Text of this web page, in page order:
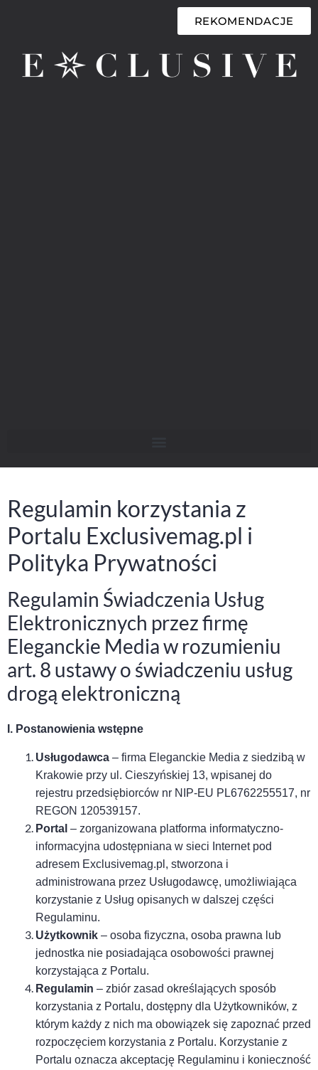
REKOMENDACJE
Regulamin korzystania z
Portalu Exclusivemag.pl i
Polityka Prywatności
Regulamin Świadczenia Usług
Elektronicznych przez firmę
Eleganckie Media w rozumieniu
art. 8 ustawy o świadczeniu usług
drogą elektroniczną
I. Postanowienia wstępne
Usługodawca – firma Eleganckie Media z siedzibą w
Krakowie przy ul. Cieszyńskiej 13, wpisanej do
rejestru przedsiębiorców nr NIP-EU PL6762255517, nr
REGON 120539157.
Portal – zorganizowana platforma informatyczno-
informacyjna udostępniana w sieci Internet pod
adresem Exclusivemag.pl , stworzona i
administrowana przez Usługodawcę, umożliwiająca
korzystanie z Usług opisanych w dalszej części
Regulaminu.
Użytkownik – osoba fizyczna, osoba prawna lub
jednostka nie posiadająca osobowości prawnej
korzystająca z Portalu.
Regulamin – zbiór zasad określających sposób
korzystania z Portalu, dostępny dla Użytkowników, z
którym każdy z nich ma obowiązek się zapoznać przed
rozpoczęciem korzystania z Portalu. Korzystanie z
Portalu oznacza akceptację Regulaminu i konieczność